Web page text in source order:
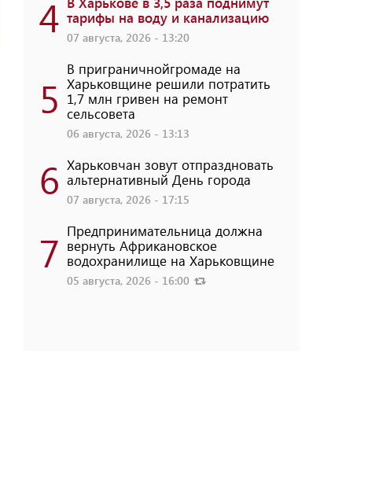
4 тарифы на воду и канализацию
07 августа, 2026 - 13:20
5
В приграничнойгромаде на
Харьковщине решили потратить
1,7 млн ​​гривен на ремонт
сельсовета
06 августа, 2026 - 13:13
6 Харьковчан зовут отпраздновать
альтернативный День города
07 августа, 2026 - 17:15
7 Предпринимательница должна
вернуть Африкановское
водохранилище на Харьковщине
05 августа, 2026 - 16:00